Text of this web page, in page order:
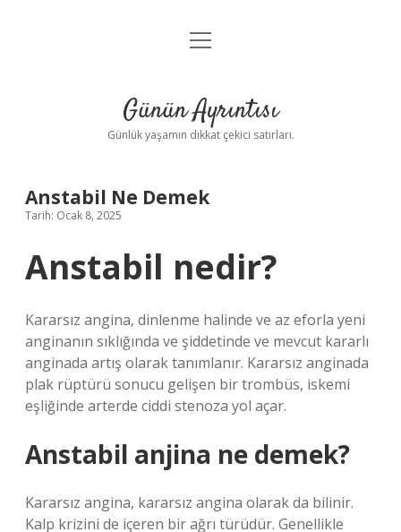
Anasayfa
Yasal Uyarı
menüyü
Günün Ayrıntısı
Günlük yaşamın dikkat çekici satırları.
Anstabil Ne Demek
Tarih: Ocak 8, 2025
Anstabil nedir?
Kararsız angina, dinlenme halinde ve az eforla yeni
anginanın sıklığında ve şiddetinde ve mevcut kararlı
anginada artış olarak tanımlanır. Kararsız anginada
plak rüptürü sonucu gelişen bir trombüs, iskemi
eşliğinde arterde ciddi stenoza yol açar.
Anstabil anjina ne demek?
Kararsız angina, kararsız angina olarak da bilinir.
Kalp krizini de içeren bir ağrı türüdür. Genellikle